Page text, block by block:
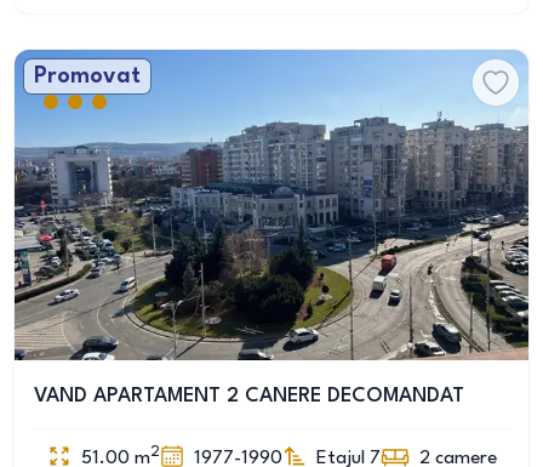
Promovat
VAND APARTAMENT 2 CANERE DECOMANDAT
51.00 m2 1977-1990 Etajul 7 2 camere